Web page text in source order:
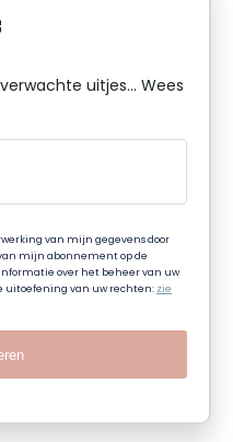
uitjes... Wees
van mijn gegevens door
van mijn abonnement op de
over het beheer van uw
uitoefening van uw rechten:zie